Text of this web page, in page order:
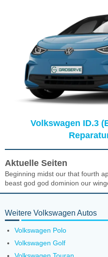
Volkswagen ID.3
Aktuelle Seiten
Beginning midst our that fourth
beast god god dominion our
Weitere Volkswagen Autos
Volkswagen Polo
Volkswagen Golf
Volkswagen Touran